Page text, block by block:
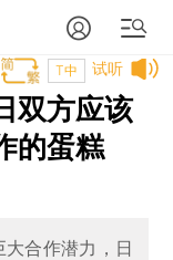
试听
T中
双方应该
的蛋糕
合作潜力，日